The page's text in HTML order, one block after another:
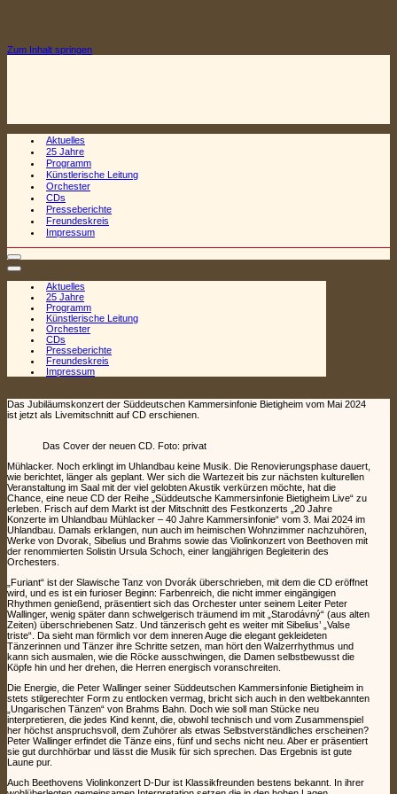
Zum Inhalt springen
Aktuelles
25 Jahre
Programm
Künstlerische Leitung
Orchester
CDs
Presseberichte
Freundeskreis
Impressum
Navigationsmenü
Navigationsmenü
Aktuelles
25 Jahre
Programm
Künstlerische Leitung
Orchester
CDs
Presseberichte
Freundeskreis
Impressum
Das Jubiläumskonzert der Süddeutschen Kammersinfonie Bietigheim vom Mai 2024
ist jetzt als Livemitschnitt auf CD erschienen.
Das Cover der neuen CD. Foto: privat
Mühlacker. Noch erklingt im Uhlandbau keine Musik. Die Renovierungsphase dauert,
wie berichtet, länger als geplant. Wer sich die Wartezeit bis zur nächsten kulturellen
Veranstaltung im Saal mit der viel gelobten Akustik verkürzen möchte, hat die
Chance, eine neue CD der Reihe „Süddeutsche Kammersinfonie Bietigheim Live“ zu
erleben. Frisch auf dem Markt ist der Mitschnitt des Festkonzerts „20 Jahre
Konzerte im Uhlandbau Mühlacker – 40 Jahre Kammersinfonie“ vom 3. Mai 2024 im
Uhlandbau. Damals erklangen, nun auch im heimischen Wohnzimmer nachzuhören,
Werke von Dvorak, Sibelius und Brahms sowie das Violinkonzert von Beethoven mit
der renommierten Solistin Ursula Schoch, einer langjährigen Begleiterin des
Orchesters.
„Furiant“ ist der Slawische Tanz von Dvorák überschrieben, mit dem die CD eröffnet
wird, und es ist ein furioser Beginn: Farbenreich, die nicht immer eingängigen
Rhythmen genießend, präsentiert sich das Orchester unter seinem Leiter Peter
Wallinger, wenig später dann schwelgerisch träumend im mit „Starodávný“ (aus alten
Zeiten) überschriebenen Satz. Und tänzerisch geht es weiter mit Sibelius’ „Valse
triste“. Da sieht man förmlich vor dem inneren Auge die elegant gekleideten
Tänzerinnen und Tänzer ihre Schritte setzen, man hört den Walzerrhythmus und
kann sich ausmalen, wie die Röcke ausschwingen, die Damen selbstbewusst die
Köpfe hin und her drehen, die Herren energisch voranschreiten.
Die Energie, die Peter Wallinger seiner Süddeutschen Kammersinfonie Bietigheim in
stets stilgerechter Form zu entlocken vermag, bricht sich auch in den weltbekannten
„Ungarischen Tänzen“ von Brahms Bahn. Doch wie soll man Stücke neu
interpretieren, die jedes Kind kennt, die, obwohl technisch und vom Zusammenspiel
her höchst anspruchsvoll, dem Zuhörer als etwas Selbstverständliches erscheinen?
Peter Wallinger erfindet die Tänze eins, fünf und sechs nicht neu. Aber er präsentiert
sie gut durchhörbar und lässt die Musik für sich sprechen. Das Ergebnis ist gute
Laune pur.
Auch Beethovens Violinkonzert D-Dur ist Klassikfreunden bestens bekannt. In ihrer